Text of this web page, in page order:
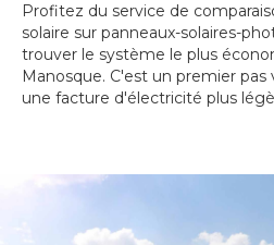
Profitez du service de
solaire sur panneaux-solaires-
trouver le système le plus
Manosque. C'est un premier
une facture d'électricité plus